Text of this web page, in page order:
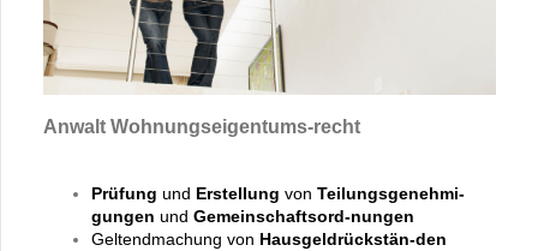
Anwalt Wohnungseigentums-recht
Prüfung und Erstellung von Teilungsgenehmi-
gungen und Gemeinschaftsord-nungen
Geltendmachung von Hausgeldrückstän-den